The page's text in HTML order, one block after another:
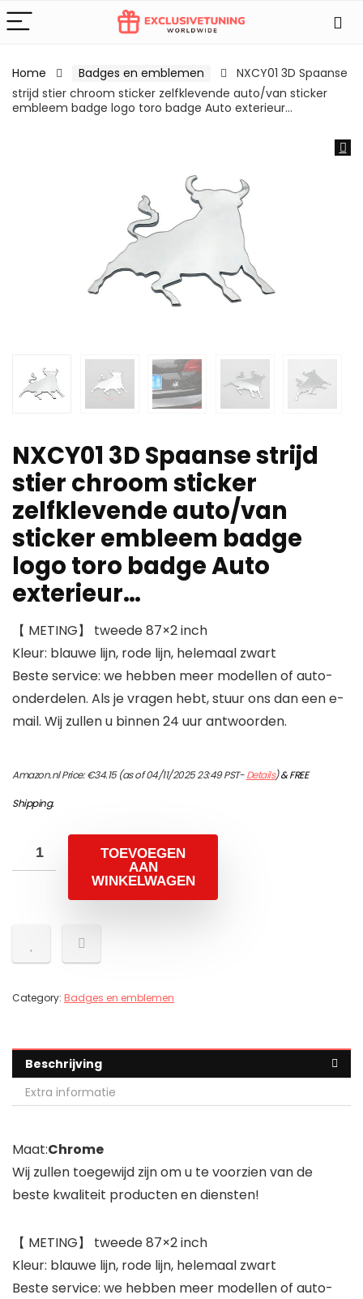
Home Badges en emblemen
NXCY01 3D Spaanse
strijd stier chroom sticker zelfklevende auto/van sticker
embleem badge logo toro badge Auto exterieur…
NXCY01 3D Spaanse strijd
stier chroom sticker
zelfklevende auto/van
sticker embleem badge
logo toro badge Auto
exterieur…
【 METING】 tweede 87×2 inch
Kleur: blauwe lijn, rode lijn, helemaal zwart
Beste service: we hebben meer modellen of auto-
onderdelen. Als je vragen hebt, stuur ons dan een e-
mail. Wij zullen u binnen 24 uur antwoorden.
Amazon.nl Price:€34.15(as of 04/11/2025 23:49 PST-Details)&FREE
Shipping.
TOEVOEGEN
AAN
WINKELWAGEN
Category: Badges en emblemen
Beschrijving
Extra informatie
Maat:Chrome
Wij zullen toegewijd zijn om u te voorzien van de
beste kwaliteit producten en diensten!
【 METING】 tweede 87×2 inch
Kleur: blauwe lijn, rode lijn, helemaal zwart
Beste service: we hebben meer modellen of auto-